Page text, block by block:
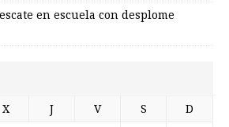
en escuela con desplome
X J V S D